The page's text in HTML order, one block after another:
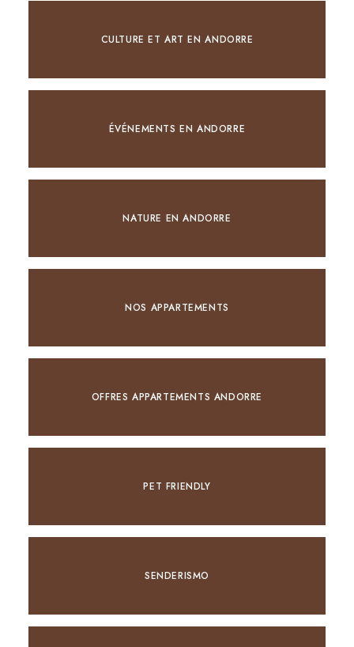
CULTURE ET ART EN ANDORRE
ÉVÉNEMENTS EN ANDORRE
NATURE EN ANDORRE
NOS APPARTEMENTS
OFFRES APPARTEMENTS ANDORRE
PET FRIENDLY
SENDERISMO